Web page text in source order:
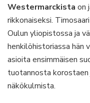
Westermarckista on
rikkonaiseksi.
Oulun yliopistossa ja
henkilöhistoriassa hän
asioita ensimmäisen
tuotannosta
näkökulmista.